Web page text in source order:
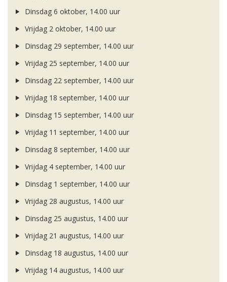
Dinsdag 6 oktober, 14.00 uur
Vrijdag 2 oktober, 14.00 uur
Dinsdag 29 september, 14.00 uur
Vrijdag 25 september, 14.00 uur
Dinsdag 22 september, 14.00 uur
Vrijdag 18 september, 14.00 uur
Dinsdag 15 september, 14.00 uur
Vrijdag 11 september, 14.00 uur
Dinsdag 8 september, 14.00 uur
Vrijdag 4 september, 14.00 uur
Dinsdag 1 september, 14.00 uur
Vrijdag 28 augustus, 14.00 uur
Dinsdag 25 augustus, 14.00 uur
Vrijdag 21 augustus, 14.00 uur
Dinsdag 18 augustus, 14.00 uur
Vrijdag 14 augustus, 14.00 uur